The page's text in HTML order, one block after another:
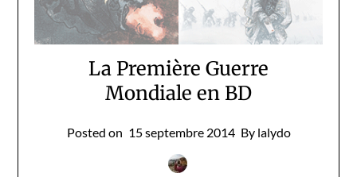
La Première Guerre
Mondiale en BD
Posted on 15 septembre 2014 By lalydo